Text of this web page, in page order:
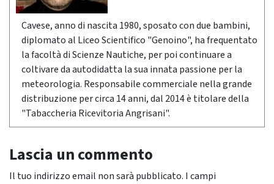
Cavese, anno di nascita 1980, sposato con due bambini,
diplomato al Liceo Scientifico "Genoino", ha frequentato
la facoltà di Scienze Nautiche, per poi continuare a
coltivare da autodidatta la sua innata passione per la
meteorologia. Responsabile commerciale nella grande
distribuzione per circa 14 anni, dal 2014 è titolare della
"Tabaccheria Ricevitoria Angrisani".
Lascia un commento
Il tuo indirizzo email non sarà pubblicato. I campi